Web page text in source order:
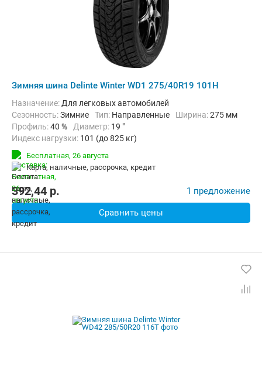
Зимняя шина Delinte Winter WD1 275/40R19 101H
Назначение: Для легковых автомобилей
Сезонность:Зимние Тип: Направленные Ширина:275 мм
Профиль:40 % Диаметр: 19 "
Индекс нагрузки: 101 (до 825 кг)
Индекс скорости:
Бесплатная, 26 августа
карта, наличные, рассрочка, кредит
392,44 p. 1 предложение
Сравнить цены